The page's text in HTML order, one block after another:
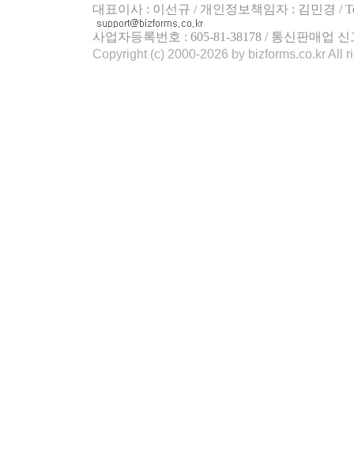
대표이사 : 이선규 / 개인정보책임자 : 김민경 /
사업자등록번호 : 605-81-38178 / 통신판매업
Copyright (c) 2000-2026 by bizforms.co.kr All